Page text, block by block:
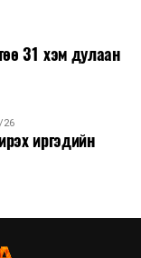
31 хэм дулаан
26
иргэдийн